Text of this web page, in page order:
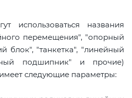
использоваться названия
перемещения", "опорный
блок", "танкетка", "линейный
подшипник" и прочие)
имеет следующие параметры: